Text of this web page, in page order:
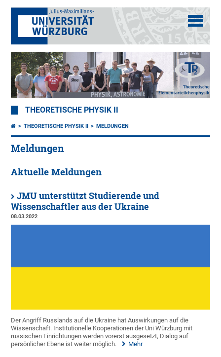
THEORETISCHE PHYSIK II
THEORETISCHE PHYSIK II MELDUNGEN
Meldungen
Aktuelle Meldungen
JMU unterstützt Studierende und
Wissenschaftler aus der Ukraine
08.03.2022
Der Angriff Russlands auf die Ukraine hat Auswirkungen auf die
Wissenschaft. Institutionelle Kooperationen der Uni Würzburg mit
russischen Einrichtungen werden vorerst ausgesetzt, Dialog auf
persönlicher Ebene ist weiter möglich.
Mehr